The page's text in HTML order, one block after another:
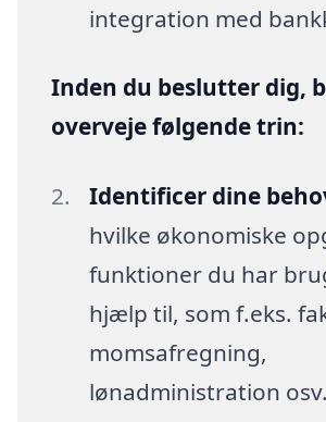
integration med
Inden du beslutter dig,
overveje følgende trin:
Identificer dine
hvilke økonomiske
funktioner du har
hjælp til, som f.eks.
momsafregning,
lønadministration osv.